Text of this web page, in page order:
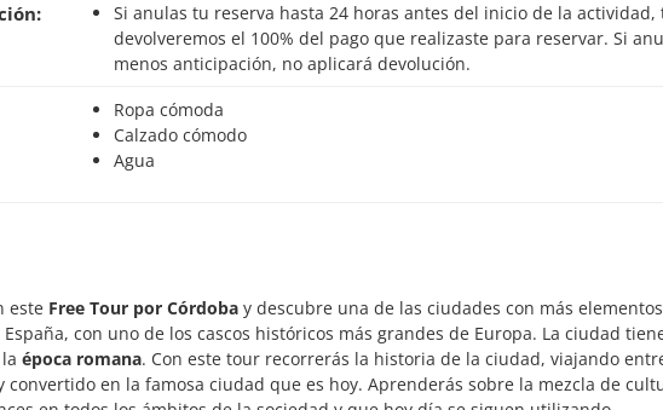
Si anulas tu reserva hasta 24 horas antes del inicio de la actividad, te
devolveremos el 100% del pago que realizaste para reservar. Si
menos anticipación, no aplicará devolución.
Ropa cómoda
Calzado cómodo
Agua
este Free Tour por Córdoba y descubre una de las ciudades con más elementos
con uno de los cascos históricos más grandes de Europa. La ciudad
época romana. Con este tour recorrerás la historia de la ciudad, viajando
en la famosa ciudad que es hoy. Aprenderás sobre la mezcla de